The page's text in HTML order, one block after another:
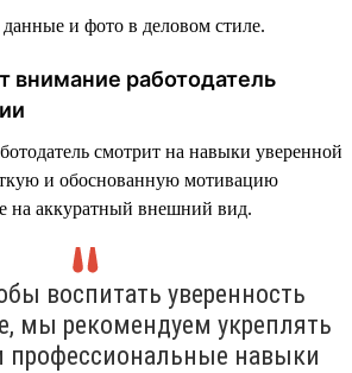
и фото в деловом стиле.
внимание работодатель
смотрит на навыки уверенной
и обоснованную мотивацию
на аккуратный внешний вид.
воспитать уверенность
мы рекомендуем укреплять
профессиональные навыки